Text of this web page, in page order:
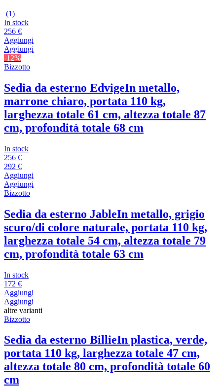
(1)
In stock
256 €
Aggiungi
Aggiungi
-12%
Bizzotto
Sedia da esterno EdvigeIn metallo,
marrone chiaro, portata 110 kg,
larghezza totale 61 cm, altezza totale 87
cm, profondità totale 68 cm
In stock
256 €
292 €
Aggiungi
Aggiungi
Bizzotto
Sedia da esterno JableIn metallo, grigio
scuro/di colore naturale, portata 110 kg,
larghezza totale 54 cm, altezza totale 79
cm, profondità totale 63 cm
In stock
172 €
Aggiungi
Aggiungi
altre varianti
Bizzotto
Sedia da esterno BillieIn plastica, verde,
portata 110 kg, larghezza totale 47 cm,
altezza totale 80 cm, profondità totale 60
cm